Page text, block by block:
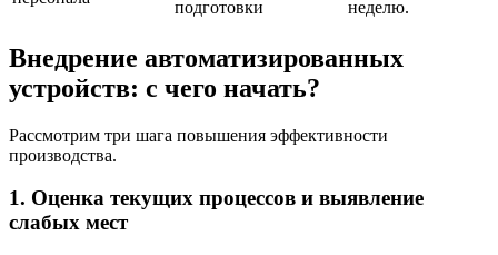
подготовки
неделю.
Внедрение автоматизированных
устройств: с чего начать?
Рассмотрим три шага повышения эффективности
производства.
1. Оценка текущих процессов и выявление
слабых мест